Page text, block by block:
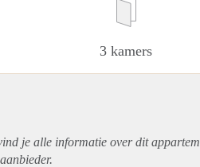
3 kamers
je alle informatie over dit